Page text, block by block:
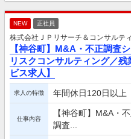
NEW 正社員
株式会社ＪＰリサーチ＆コンサルテ
【神谷町】M&A・不正調査
リスクコンサルティング／
ビス求人】
求人の特徴 年間休日120日以上
仕事内容
【神谷町】M&A・
調査...